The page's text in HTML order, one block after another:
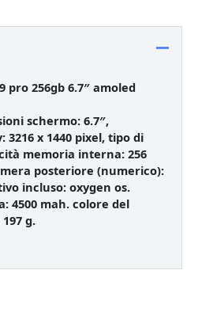
256gb 6.7″ amoled
schermo: 6.7″,
3216 x 1440 pixel, tipo di
memoria interna: 256
posteriore (numerico):
incluso: oxygen os.
4500 mah. colore del
g.